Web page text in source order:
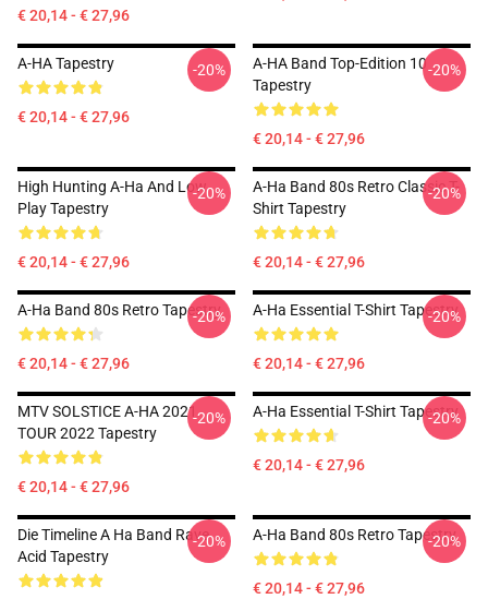
€ 20,14 - € 27,96
A-HA Tapestry
€ 20,14 - € 27,96
-20%
A-HA Band Top-Edition 10
Tapestry
€ 20,14 - € 27,96
-20%
High Hunting A-Ha And Low
Play Tapestry
€ 20,14 - € 27,96
-20%
A-Ha Band 80s Retro Classic T-
Shirt Tapestry
€ 20,14 - € 27,96
-20%
A-Ha Band 80s Retro Tapestry
€ 20,14 - € 27,96
-20% A-Ha Essential T-Shirt Tapestry
€ 20,14 - € 27,96
-20%
MTV SOLSTICE A-HA 2021
TOUR 2022 Tapestry
€ 20,14 - € 27,96
-20% A-Ha Essential T-Shirt Tapestry
€ 20,14 - € 27,96
-20%
Die Timeline A Ha Band Rave
Acid Tapestry
-20% A-Ha Band 80s Retro Tapestry
€ 20,14 - € 27,96
-20%